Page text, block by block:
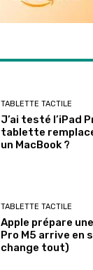
TABLETTE TACTILE
J’ai testé l’iPad
tablette
un MacBook ?
TABLETTE TACTILE
Apple prépare
Pro M5 arrive en
change tout)